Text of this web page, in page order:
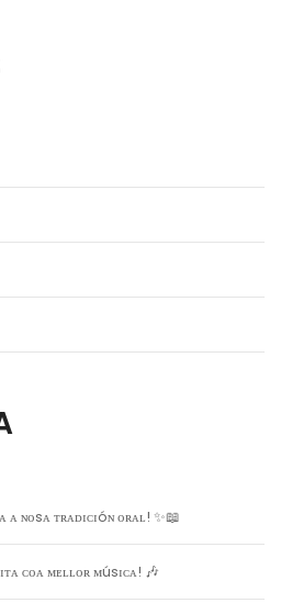
ɴᴏsᴀ ᴛʀᴀᴅɪᴄɪóɴ ᴏʀᴀʟ! ✨📖
ᴄᴏᴀ ᴍᴇʟʟᴏʀ ᴍúsɪᴄᴀ! 🎶